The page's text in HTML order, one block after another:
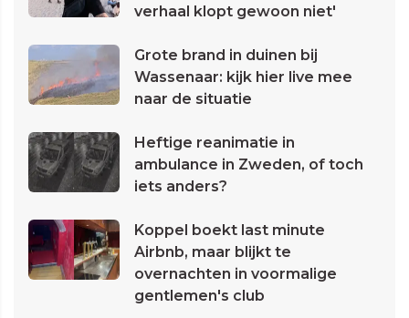
verhaal klopt gewoon niet'
Grote brand in duinen bij
Wassenaar: kijk hier live mee
naar de situatie
Heftige reanimatie in
ambulance in Zweden, of toch
iets anders?
Koppel boekt last minute
Airbnb, maar blijkt te
overnachten in voormalige
gentlemen's club